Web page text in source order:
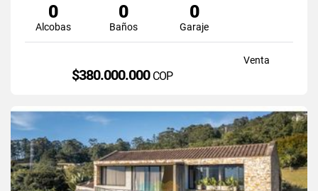
0
Alcobas
0
Baños
0
Garaje
Venta
$380.000.000 COP